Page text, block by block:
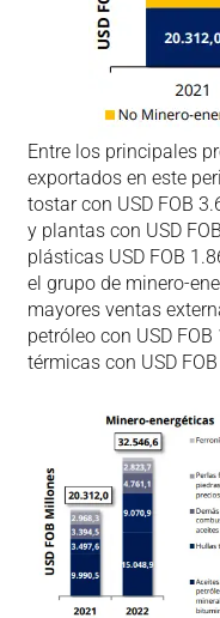
Entre los principales
exportados en este
tostar con USD FOB
y plantas con USD
plásticas USD FOB
el grupo de minero-
mayores ventas
petróleo con USD
térmicas con USD